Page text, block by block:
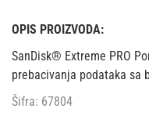
OPIS PROIZVODA:
SanDisk® Extreme PRO
prebacivanja podataka sa
Šifra: 67804